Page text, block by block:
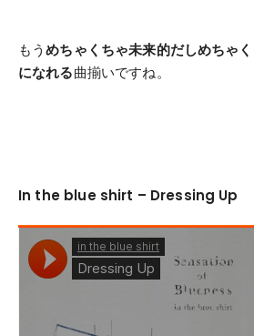
もうめちゃくちゃ未来的だしめちゃ
になれる曲揃いですね。
In the blue shirt – Dressing Up